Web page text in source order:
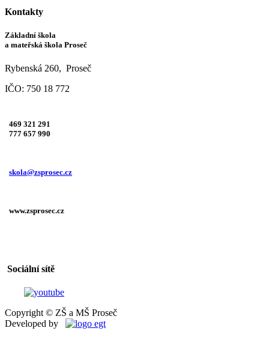
Kontakty
Základní škola
a mateřská škola Proseč
Rybenská 260, Proseč
IČO: 750 18 772
469 321 291
777 657 990
skola@zsprosec.cz
www.zsprosec.cz
Sociální sítě
Copyright © ZŠ a MŠ Proseč
Developed by